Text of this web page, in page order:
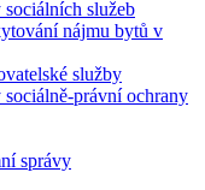
služeb
nájmu bytů v
služby
právní ochrany
správy